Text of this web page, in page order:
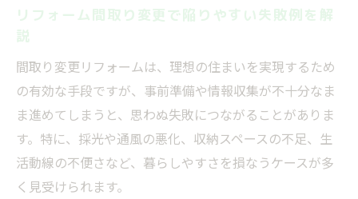
リフォーム計画前に知りたい成功のポイン
ト集
家族の動線最適化と間取り変更リフォーム
実践法
水回りリフォームで後悔しない間取りの工
夫
リフォーム間取り変更で陥りやすい失敗例を解
説
間取り変更リフォームは、理想の住まいを実現するため
の有効な手段ですが、事前準備や情報収集が不十分なま
ま進めてしまうと、思わぬ失敗につながることがありま
す。特に、採光や通風の悪化、収納スペースの不足、生
活動線の不便さなど、暮らしやすさを損なうケースが多
く見受けられます。